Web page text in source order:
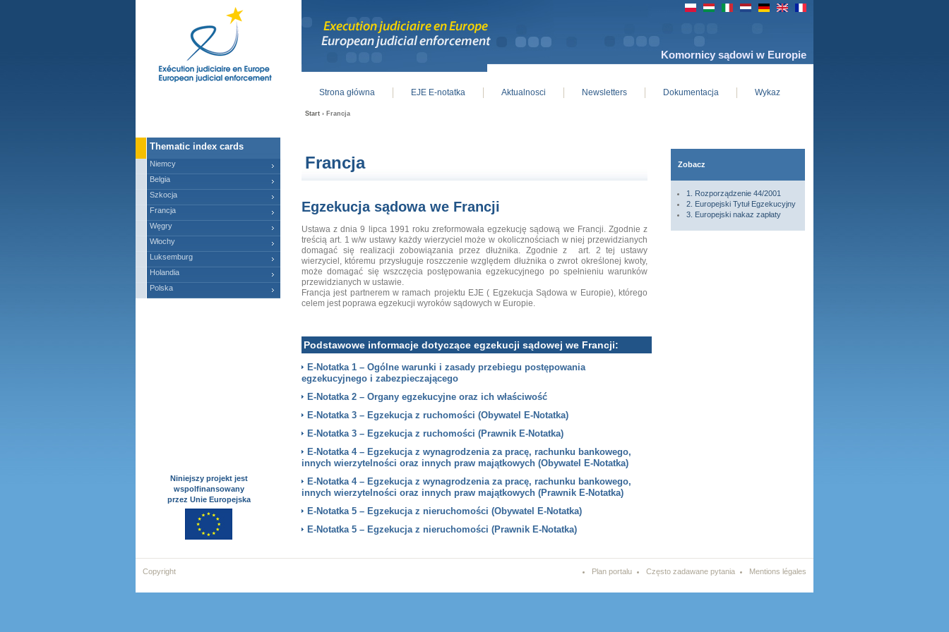
Komornicy sądowi w Europie
Start › Francja
Francja
Egzekucja sądowa we Francji
Ustawa z dnia 9 lipca 1991 roku zreformowała egzekucję sądową we Francji. Zgodnie z
treścią art. 1 w/w ustawy każdy wierzyciel może w okolicznościach w niej przewidzianych
domagać się realizacji zobowiązania przez dłużnika. Zgodnie z art. 2 tej ustawy
wierzyciel, któremu przysługuje roszczenie względem dłużnika o zwrot określonej kwoty,
może domagać się wszczęcia postępowania egzekucyjnego po spełnieniu warunków
przewidzianych w ustawie.
Francja jest partnerem w ramach projektu EJE ( Egzekucja Sądowa w Europie), którego
celem jest poprawa egzekucji wyroków sądowych w Europie.
Podstawowe informacje dotyczące egzekucji sądowej we Francji:
E-Notatka 1 – Ogólne warunki i zasady przebiegu postępowania
egzekucyjnego i zabezpieczającego
E-Notatka 2 – Organy egzekucyjne oraz ich właściwość
E-Notatka 3 – Egzekucja z ruchomości (Obywatel E-Notatka)
E-Notatka 3 – Egzekucja z ruchomości (Prawnik E-Notatka)
E-Notatka 4 – Egzekucja z wynagrodzenia za pracę, rachunku bankowego,
innych wierzytelności oraz innych praw majątkowych (Obywatel E-Notatka)
E-Notatka 4 – Egzekucja z wynagrodzenia za pracę, rachunku bankowego,
innych wierzytelności oraz innych praw majątkowych (Prawnik E-Notatka)
E-Notatka 5 – Egzekucja z nieruchomości (Obywatel E-Notatka)
E-Notatka 5 – Egzekucja z nieruchomości (Prawnik E-Notatka)
Strona główna EJE E-notatka Aktualnosci Newsletters Dokumentacja Wykaz
Thematic index cards
Niemcy
Belgia
Szkocja
Francja
Węgry
Włochy
Luksemburg
Holandia
Polska
Niniejszy projekt jest
wspolfinansowany
przez Unie Europejska
Zobacz
1. Rozporządzenie 44/2001
2. Europejski Tytuł Egzekucyjny
3. Europejski nakaz zapłaty
Copyright Plan portalu Często zadawane pytania Mentions légales